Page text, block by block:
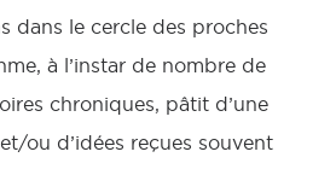
dans le cercle des proches
à l’instar de nombre de
chroniques, pâtit d’une
ou d’idées reçues souvent